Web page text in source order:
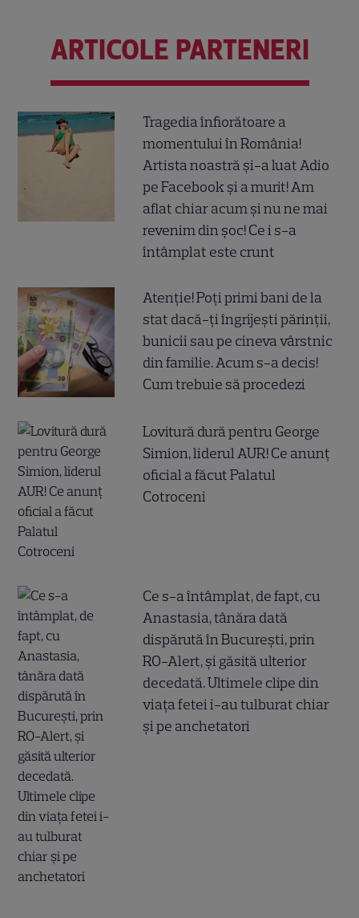
ARTICOLE PARTENERI
Tragedia înfiorătoare a
momentului în România!
Artista noastră și-a luat Adio
pe Facebook și a murit! Am
aflat chiar acum și nu ne mai
revenim din șoc! Ce i s-a
întâmplat este crunt
Atenție! Poți primi bani de la
stat dacă-ți îngrijești părinții,
bunicii sau pe cineva vârstnic
din familie. Acum s-a decis!
Cum trebuie să procedezi
Lovitură dură pentru George
Simion, liderul AUR! Ce anunț
oficial a făcut Palatul
Cotroceni
Ce s-a întâmplat, de fapt, cu
Anastasia, tânăra dată
dispărută în București, prin
RO-Alert, și găsită ulterior
decedată. Ultimele clipe din
viața fetei i-au tulburat chiar
și pe anchetatori